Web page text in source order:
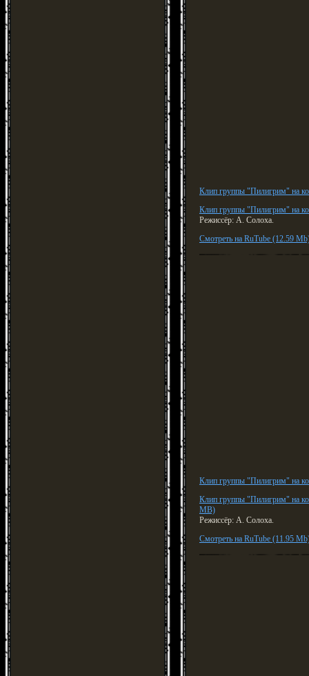
Клип группы "Пилигрим" на
Клип группы "Пилигрим" на
Режиссёр: А. Солоха.
Смотреть на RuTube (12.59
Клип группы "Пилигрим" на
Клип группы "Пилигрим" на
MB)
Режиссёр: А. Солоха.
Смотреть на RuTube (11.95